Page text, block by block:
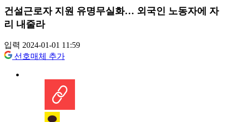
건설근로자 지원 유명무실화… 외국인 노동자에 자
리 내줄라
입력 2024-01-01 11:59
선호매체 추가